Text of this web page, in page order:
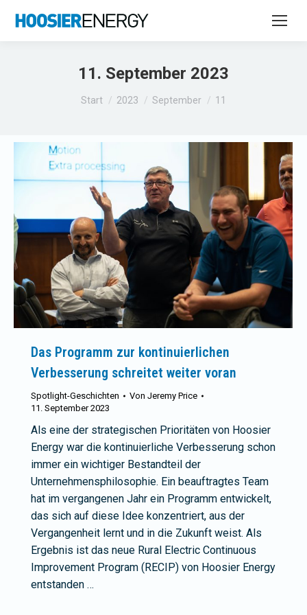
11. September 2023
Sie befinden sich hier:
Start 2023 September 11
Das Programm zur kontinuierlichen
Verbesserung schreitet weiter voran
Spotlight-Geschichten Von Jeremy Price
11. September 2023
Als eine der strategischen Prioritäten von Hoosier
Energy war die kontinuierliche Verbesserung schon
immer ein wichtiger Bestandteil der
Unternehmensphilosophie. Ein beauftragtes Team
hat im vergangenen Jahr ein Programm entwickelt,
das sich auf diese Idee konzentriert, aus der
Vergangenheit lernt und in die Zukunft weist. Als
Ergebnis ist das neue Rural Electric Continuous
Improvement Program (RECIP) von Hoosier Energy
entstanden …